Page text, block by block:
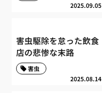
2025.09.05
害虫駆除を怠った飲食
店の悲惨な末路
2025.08.14
害虫